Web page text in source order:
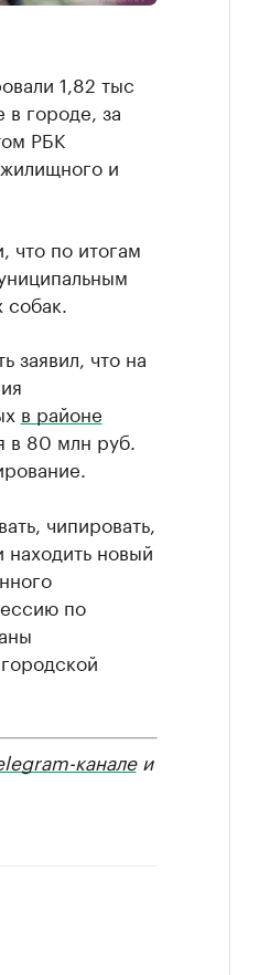
1,82 тыс
городе, за
РБК
и
что по итогам
заявил, что на
в районе
в 80 млн руб.
чипировать,
находить новый
по
каналеи